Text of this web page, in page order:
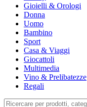
Gioielli & Orologi
Donna
Uomo
Bambino
Sport
Casa & Viaggi
Giocattoli
Multimedia
Vino & Prelibatezze
Regali